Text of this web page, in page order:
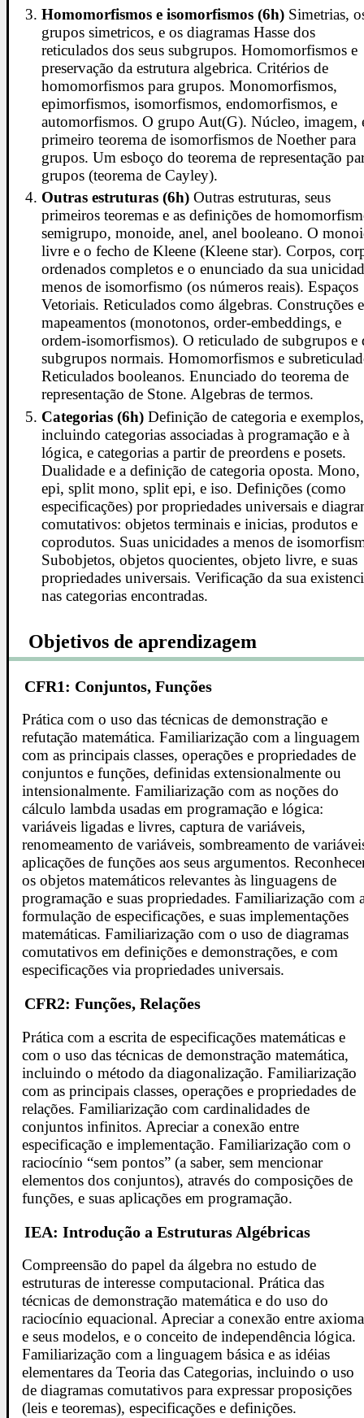
Homomorfismos e isomorfismos (6h) Simetrias,
grupos simetricos, e os diagramas Hasse dos
reticulados dos seus subgrupos. Homomorfismos e
preservação da estrutura algebrica. Critérios de
homomorfismos para grupos. Monomorfismos,
epimorfismos, isomorfismos, endomorfismos, e
automorfismos. O grupo Aut(G). Núcleo, imagem,
primeiro teorema de isomorfismos de Noether para
grupos. Um esboço do teorema de representação
grupos (teorema de Cayley).
Outras estruturas (6h) Outras estruturas, seus
primeiros teoremas e as definições de
semigrupo, monoide, anel, anel booleano. O
livre e o fecho de Kleene (Kleene star). Corpos,
ordenados completos e o enunciado da sua
menos de isomorfismo (os números reais). Espaços
Vetoriais. Reticulados como álgebras. Construções e
mapeamentos (monotonos, order-embeddings, e
ordem-isomorfismos). O reticulado de subgrupos e
subgrupos normais. Homomorfismos e
Reticulados booleanos. Enunciado do teorema de
representação de Stone. Algebras de termos.
Categorias (6h) Definição de categoria e exemplos,
incluindo categorias associadas à programação e à
lógica, e categorias a partir de preordens e posets.
Dualidade e a definição de categoria oposta. Mono,
epi, split mono, split epi, e iso. Definições (como
especificações) por propriedades universais e
comutativos: objetos terminais e inicias, produtos e
coprodutos. Suas unicidades a menos de
Subobjetos, objetos quocientes, objeto livre, e suas
propriedades universais. Verificação da sua
nas categorias encontradas.
Objetivos de aprendizagem
CFR1: Conjuntos, Funções
Prática com o uso das técnicas de demonstração e
refutação matemática. Familiarização com a linguagem
com as principais classes, operações e propriedades de
conjuntos e funções, definidas extensionalmente ou
intensionalmente. Familiarização com as noções do
cálculo lambda usadas em programação e lógica:
variáveis ligadas e livres, captura de variáveis,
renomeamento de variáveis, sombreamento de
aplicações de funções aos seus argumentos.
os objetos matemáticos relevantes às linguagens de
programação e suas propriedades. Familiarização com
formulação de especificações, e suas implementações
matemáticas. Familiarização com o uso de diagramas
comutativos em definições e demonstrações, e com
especificações via propriedades universais.
CFR2: Funções, Relações
Prática com a escrita de especificações matemáticas e
com o uso das técnicas de demonstração matemática,
incluindo o método da diagonalização. Familiarização
com as principais classes, operações e propriedades de
relações. Familiarização com cardinalidades de
conjuntos infinitos. Apreciar a conexão entre
especificação e implementação. Familiarização com o
raciocínio “sem pontos” (a saber, sem mencionar
elementos dos conjuntos), através do composições de
funções, e suas aplicações em programação.
IEA: Introdução a Estruturas Algébricas
Compreensão do papel da álgebra no estudo de
estruturas de interesse computacional. Prática das
técnicas de demonstração matemática e do uso do
raciocínio equacional. Apreciar a conexão entre
e seus modelos, e o conceito de independência lógica.
Familiarização com a linguagem básica e as idéias
elementares da Teoria das Categorias, incluindo o uso
de diagramas comutativos para expressar proposições
(leis e teoremas), especificações e definições.